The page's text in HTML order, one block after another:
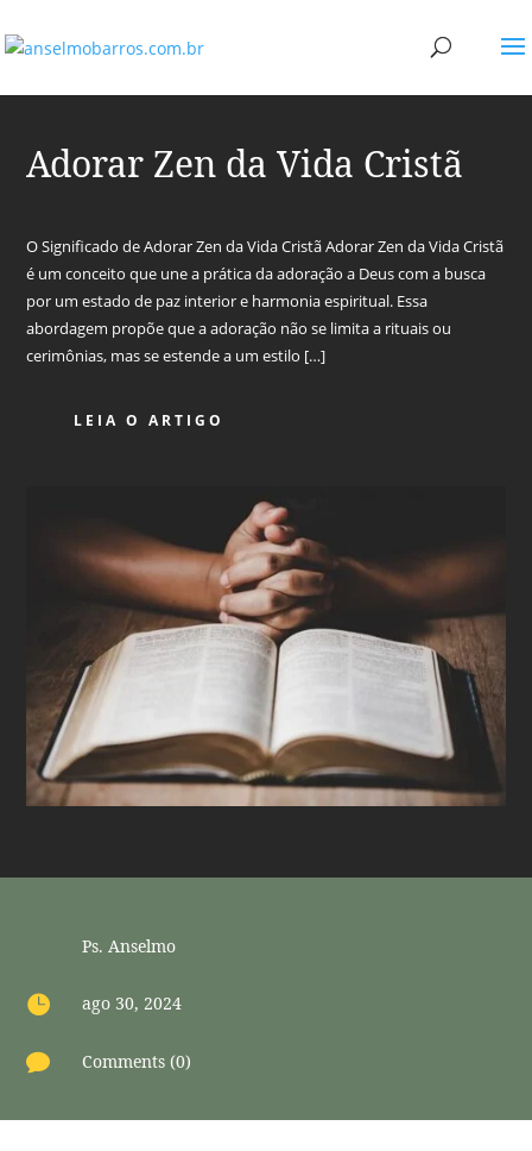
Adorar Zen da Vida Cristã
O Significado de Adorar Zen da Vida Cristã Adorar Zen da Vida Cristã
é um conceito que une a prática da adoração a Deus com a busca
por um estado de paz interior e harmonia espiritual. Essa
abordagem propõe que a adoração não se limita a rituais ou
cerimônias, mas se estende a um estilo […]
LEIA O ARTIGO
Ps. Anselmo
 ago 30, 2024
 Comments (0)